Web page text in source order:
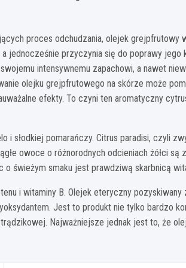
proces odchudzania, olejek grejpfrutowy
jednocześnie przyczynia się do poprawy jego
intensywnemu zapachowi, a nawet
olejku grejpfrutowego na skórze może
efekty. To czyni ten aromatyczny
słodkiej pomarańczy. Citrus paradisi, czyli
owoce o różnorodnych odcieniach żółci są
świeżym smaku jest prawdziwą skarbnicą
i witaminy B. Olejek eteryczny pozyskiwany
Jest to produkt nie tylko bardzo
Najważniejsze jednak jest to, że